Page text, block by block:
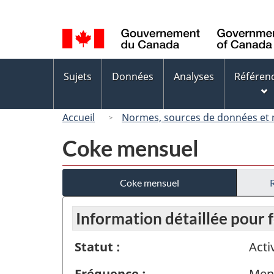
de
la
langue
des
Sujets Données Analyses
Accueil Normes, sources de données et
Coke mensuel
Coke mensuel
Information détaillée pour
Statut :